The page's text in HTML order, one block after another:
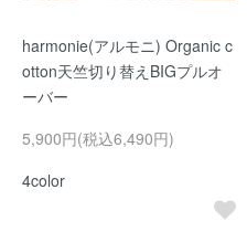
harmonie(アルモニ) Organic c
otton天竺切り替えBIGプルオ
ーバー
5,900円(税込6,490円)
4color